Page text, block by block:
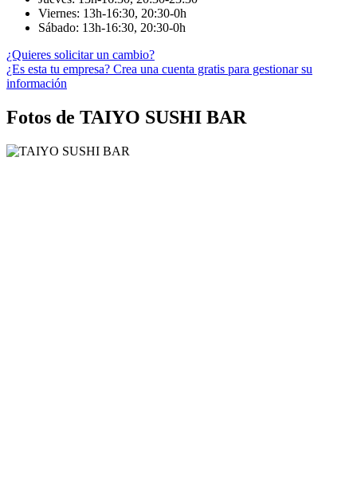
Viernes: 13h-16:30, 20:30-0h
Sábado: 13h-16:30, 20:30-0h
¿Quieres solicitar un cambio?
¿Es esta tu empresa? Crea una cuenta gratis para gestionar su
información
Fotos de TAIYO SUSHI BAR